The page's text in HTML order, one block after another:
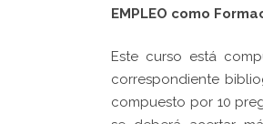
EMPLEO como
Este curso está
correspondiente
compuesto por 10